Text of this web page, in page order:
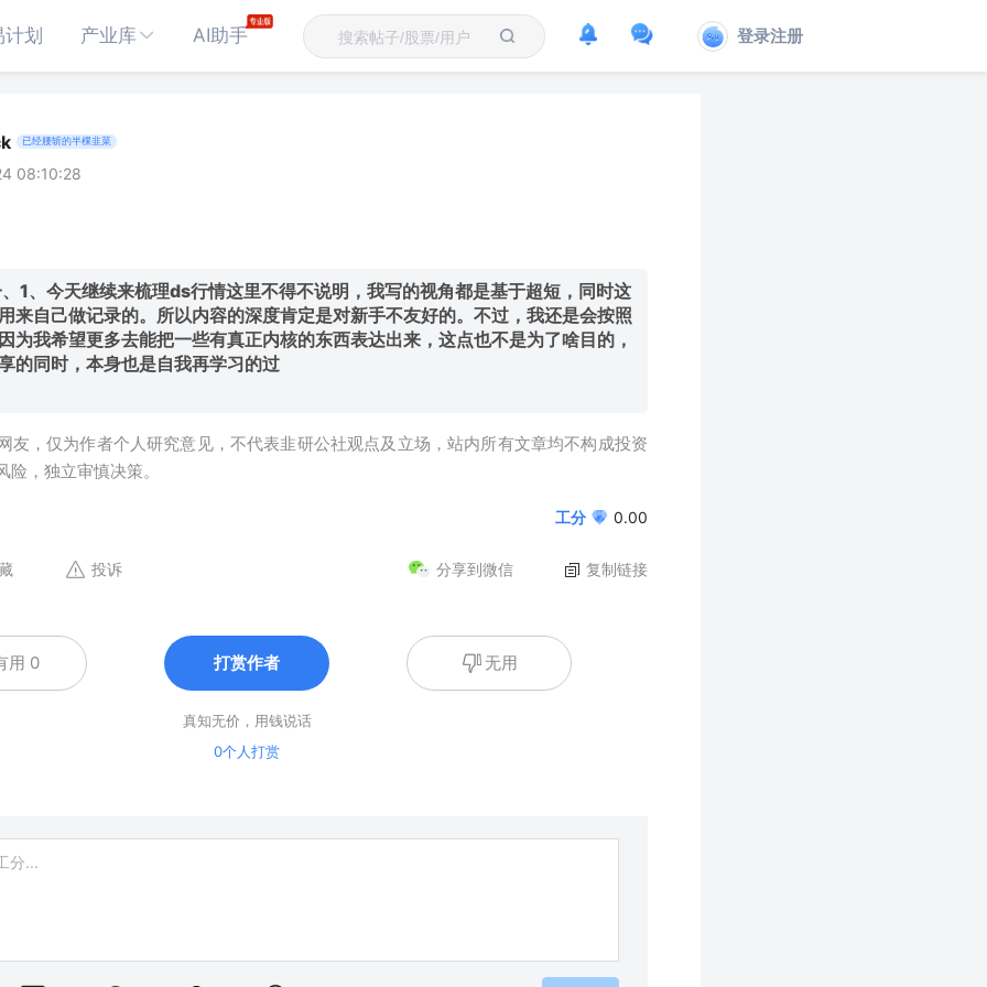
划 产业库 AI助手 登录注册
已经腰斩的半棵韭菜
08:10:28
1、今天继续来梳理ds行情这里不得不说明，我写的视角都是基于超短，同时这
来自己做记录的。所以内容的深度肯定是对新手不友好的。不过，我还是会按照
为我希望更多去能把一些有真正内核的东西表达出来，这点也不是为了啥目的，
的同时，本身也是自我再学习的过
友，仅为作者个人研究意见，不代表韭研公社观点及立场，站内所有文章均不构成投资
，独立审慎决策。
工分 0.00
投诉 复制链接
分享到微信
用 0 打赏作者 无用
真知无价，用钱说话
0个人打赏